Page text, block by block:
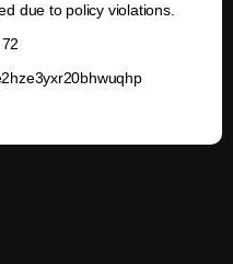
due to policy violations.